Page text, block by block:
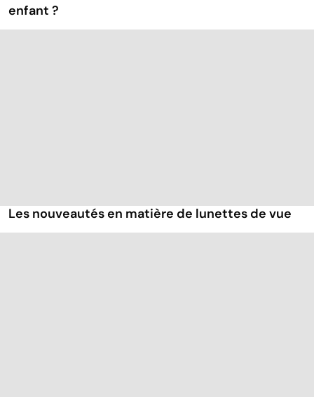
enfant ?
Les nouveautés en matière de lunettes de vue